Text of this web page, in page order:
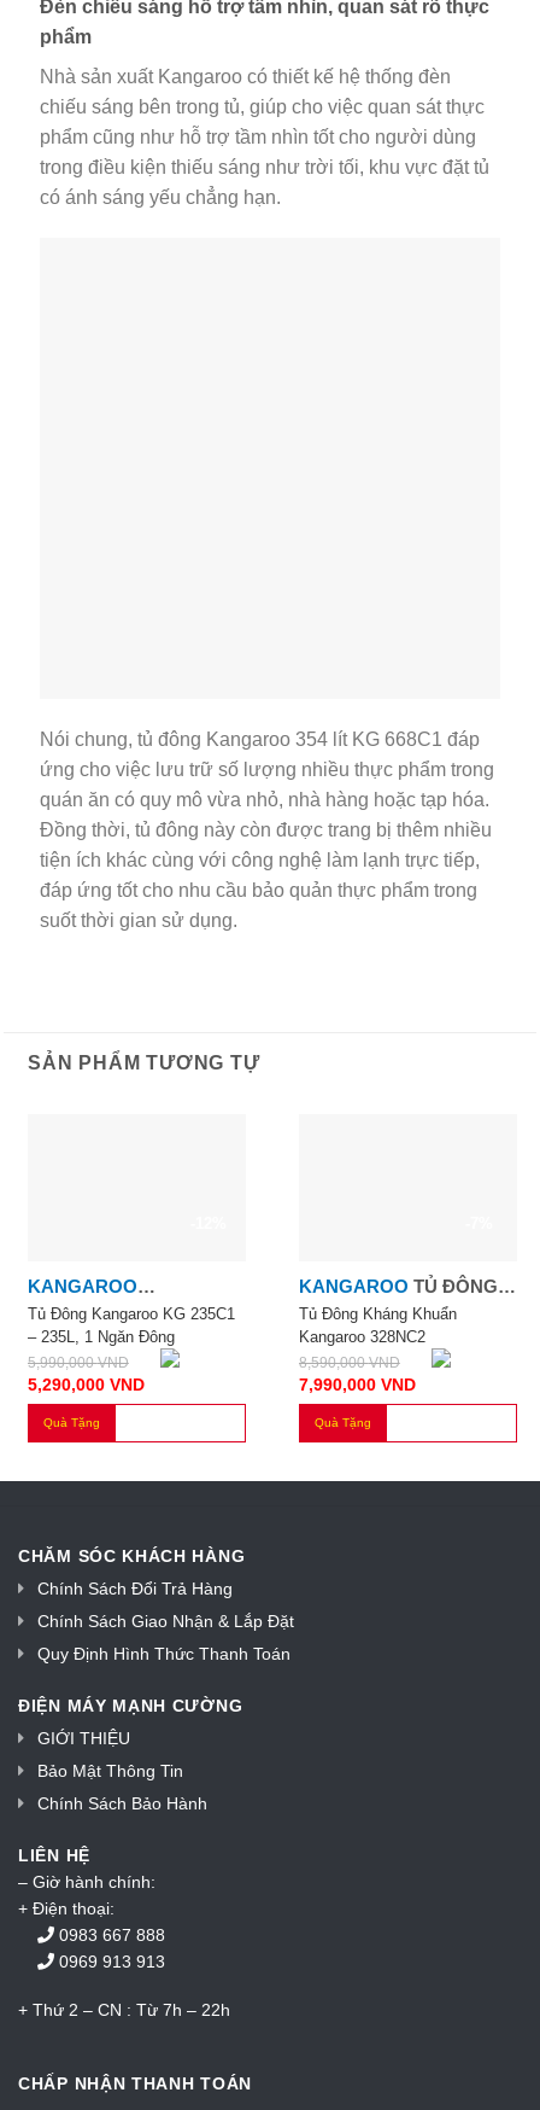
Đèn chiếu sáng hỗ trợ tầm nhìn, quan sát rõ thực
phẩm
Nhà sản xuất Kangaroo có thiết kế hệ thống đèn
chiếu sáng bên trong tủ, giúp cho việc quan sát thực
phẩm cũng như hỗ trợ tầm nhìn tốt cho người dùng
trong điều kiện thiếu sáng như trời tối, khu vực đặt tủ
có ánh sáng yếu chẳng hạn.
Nói chung, tủ đông Kangaroo 354 lít KG 668C1 đáp
ứng cho việc lưu trữ số lượng nhiều thực phẩm trong
quán ăn có quy mô vừa nhỏ, nhà hàng hoặc tạp hóa.
Đồng thời, tủ đông này còn được trang bị thêm nhiều
tiện ích khác cùng với công nghệ làm lạnh trực tiếp,
đáp ứng tốt cho nhu cầu bảo quản thực phẩm trong
suốt thời gian sử dụng.
SẢN PHẨM TƯƠNG TỰ
KANGAROO
KANGAROO 235 LÍT
(KG235C1)
Tủ Đông Kangaroo KG 235C1
– 235L, 1 Ngăn Đông
5,990,000VND
5,290,000 VND
Quà Tặng
KANGAROO TỦ ĐÔNG
KHÁNG KHUẨN
KANGAROO 328NC2
Tủ Đông Kháng Khuẩn
Kangaroo 328NC2
8,590,000VND
7,990,000 VND
Quà Tặng
CHĂM SÓC KHÁCH HÀNG
Chính Sách Đổi Trả Hàng
Chính Sách Giao Nhận & Lắp Đặt
Quy Định Hình Thức Thanh Toán
ĐIỆN MÁY MẠNH CƯỜNG
GIỚI THIỆU
Bảo Mật Thông Tin
Chính Sách Bảo Hành
LIÊN HỆ
– Giờ hành chính:
+ Điện thoại:
0983 667 888
0969 913 913
+ Thứ 2 – CN : Từ 7h – 22h
CHẤP NHẬN THANH TOÁN